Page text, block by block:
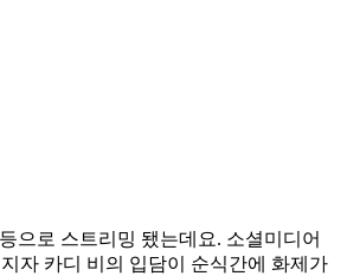
으로 스트리밍 됐는데요. 소셜미디어
자 카디 비의 입담이 순식간에 화제가